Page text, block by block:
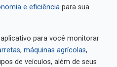
e eficiência para sua
para você monitorar
, máquinas agrícolas,
de veículos, além de seus